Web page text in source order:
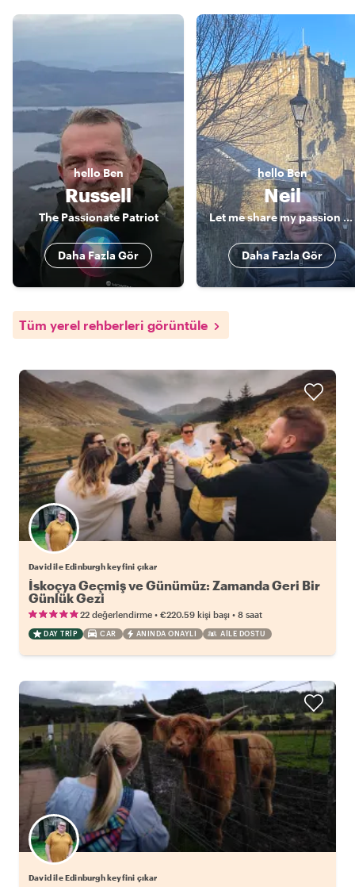
helloBen
Russell
The Passionate Patriot
Daha Fazla Gör
helloBen
Neil
Let me share my passion for Edinburgh with you!
Daha Fazla Gör
Tüm yerel rehberleri görüntüle
David ile Edinburgh keyfini çıkar
İskoçya Geçmiş ve Günümüz: Zamanda Geri Bir
Günlük Gezi
22 değerlendirme • €220.59 kişi başı • 8 saat
DAY TRIP CAR ANINDA ONAYLI AILE DOSTU
David ile Edinburgh keyfini çıkar